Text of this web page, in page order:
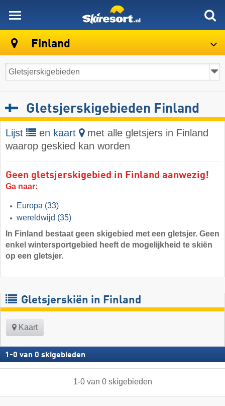
Finland
Gletsjerskigebieden Finland
Lijst en kaart
met alle gletsjers in Finland
waarop geskied kan worden
Geen gletsjerskigebied in Finland aanwezig!
Ga naar:
Europa (33)
wereldwijd (35)
In Finland bestaat geen skigebied met een gletsjer. Geen
enkel wintersportgebied heeft de mogelijkheid te skiën
op een gletsjer.
Gletsjerskiën in Finland
Kaart
1 -0 van 0 skigebieden
1-0van 0 skigebieden